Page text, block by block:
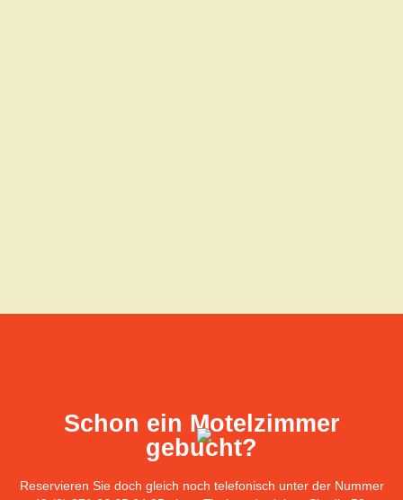
Schon ein Motelzimmer
gebucht?
Reservieren Sie doch gleich noch telefonisch unter der Nummer